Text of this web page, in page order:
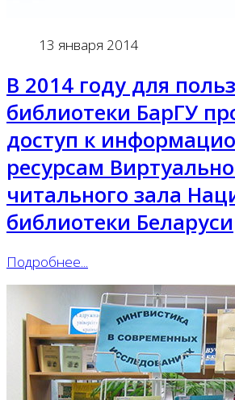
13 января 2014
В 2014 году для
библиотеки БарГУ
доступ к
ресурсам
читального зала
библиотеки Беларуси
Подробнее...